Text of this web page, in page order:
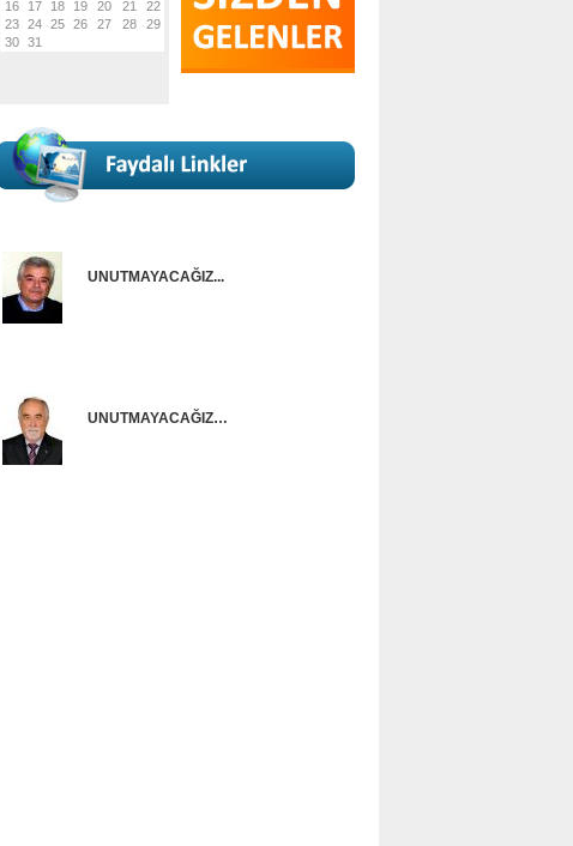
UNUTMAYACAĞIZ...
UNUTMAYACAĞIZ…